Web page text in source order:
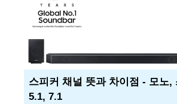
스피커 채널 뜻과 차이점 - 모노,
5.1, 7.1